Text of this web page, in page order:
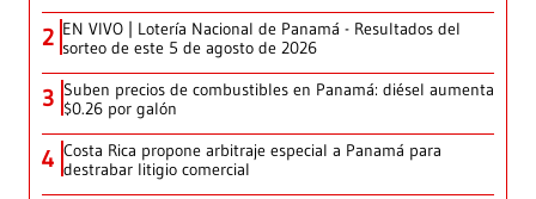
2 EN VIVO | Lotería Nacional de Panamá - Resultados del
sorteo de este 5 de agosto de 2026
3 Suben precios de combustibles en Panamá: diésel aumenta
$0.26 por galón
4 Costa Rica propone arbitraje especial a Panamá para
destrabar litigio comercial